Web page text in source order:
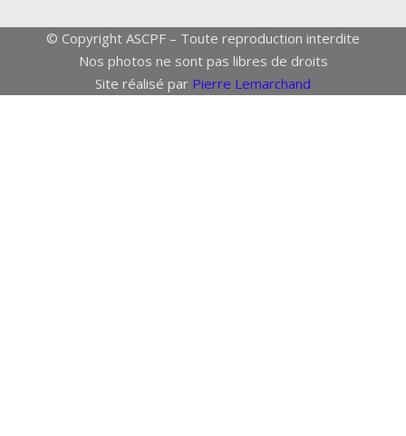
© Copyright ASCPF – Toute reproduction interdite
Nos photos ne sont pas libres de droits
Site réalisé par Pierre Lemarchand